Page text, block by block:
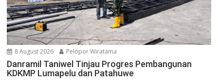
8 August 2026 Pelopor Wiratama
Danramil Taniwel Tinjau Progres Pembangunan
KDKMP Lumapelu dan Patahuwe